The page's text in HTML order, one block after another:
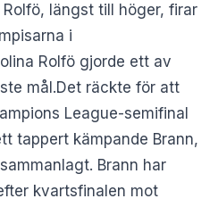
längst till höger, firar
i
Rolfö gjorde ett av
mål.Det räckte för att
League-semifinal
tappert kämpande Brann,
Brann har
kvartsfinalen mot